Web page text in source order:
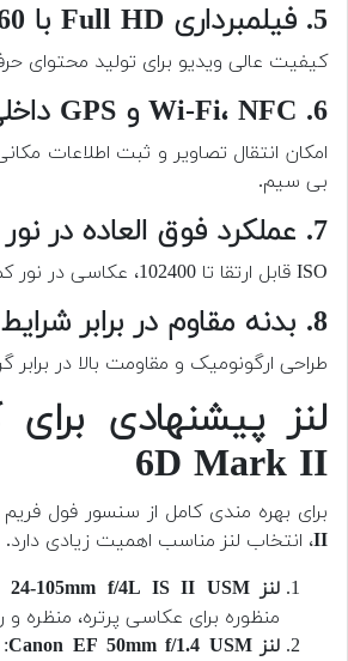
5. فیلمبرداری Full HD با 60 فریم بر ثانیه
کیفیت عالی ویدیو برای تولید محتوای
6. Wi-Fi، NFC و GPS داخلی
امکان انتقال تصاویر و ثبت اطلاعات
بی سیم.
7. عملکرد فوق العاده در نور کم
ISO قابل ارتقا تا 102400، عکاسی در نور کم را بهبود می بخشد.
8. بدنه مقاوم در برابر شرایط آب و هوایی
طراحی ارگونومیک و مقاومت بالا در برابر
6D Mark II
برای بهره مندی کامل از سنسور فول
II، انتخاب لنز مناسب اهمیت زیادی دارد.
لنز Canon EF 24-105mm f/4L IS II USM
منظوره برای عکاسی پرتره، منظره و
لنز Canon EF 50mm f/1.4 USM